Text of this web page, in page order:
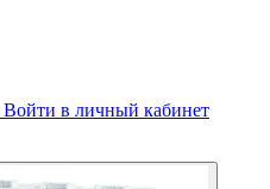
Войти в личный кабинет